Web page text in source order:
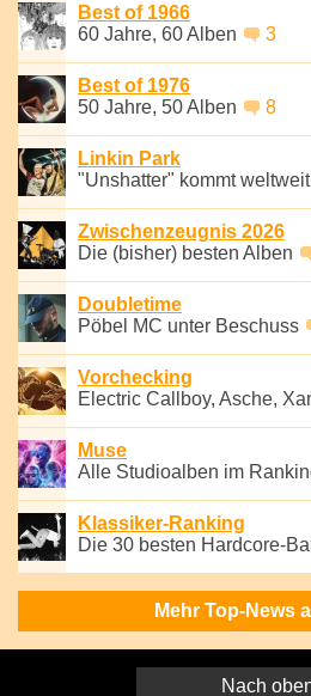
Best of 1966
60 Jahre, 60 Alben
3
Best of 1976
50 Jahre, 50 Alben
8
Linkin Park
"Unshatter" kommt
Zwischenzeugnis 2026
Die (bisher) besten Alben
Doubletime
Pöbel MC unter Beschuss
Vorchecking
Electric Callboy, Asche,
Muse
Alle Studioalben im
Klassiker-Ranking
Die 30 besten Hardcore-
Mehr Top-News
Nach